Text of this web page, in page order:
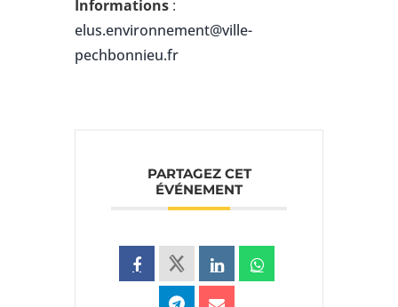
Informations :
elus.environnement@ville-
pechbonnieu.fr
PARTAGEZ CET
ÉVÉNEMENT